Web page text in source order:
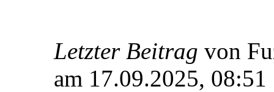
Letzter Beitrag von
am 17.09.2025, 08:51